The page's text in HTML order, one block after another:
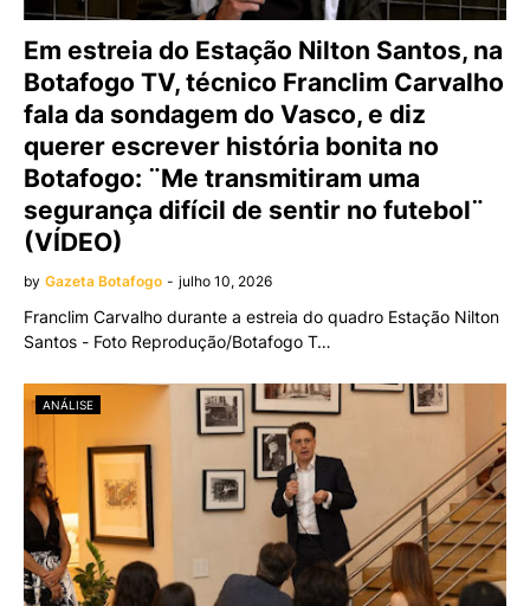
Em estreia do Estação Nilton Santos, na
Botafogo TV, técnico Franclim Carvalho
fala da sondagem do Vasco, e diz
querer escrever história bonita no
Botafogo: ¨Me transmitiram uma
segurança difícil de sentir no futebol¨
(VÍDEO)
by Gazeta Botafogo - julho 10, 2026
Franclim Carvalho durante a estreia do quadro Estação Nilton
Santos - Foto Reprodução/Botafogo T…
ANÁLISE